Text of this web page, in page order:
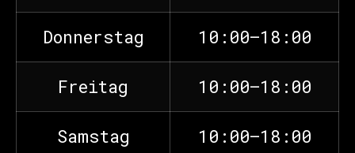
Donnerstag 10:00–18:00
Freitag 10:00–18:00
Samstag 10:00–18:00